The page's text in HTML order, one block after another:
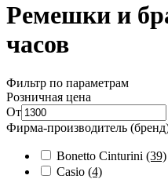
Ремешки и
часов
Фильтр по параметрам
Розничная цена
От
Фирма-производитель
Bonetto Cinturini (39)
Casio (4)